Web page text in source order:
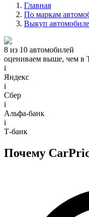
Главная
По маркам
Выкуп
8 из 10 автомобилей
оцениваем выше, чем в
i
Яндекс
i
Сбер
i
Альфа-банк
i
Т-банк
Почему